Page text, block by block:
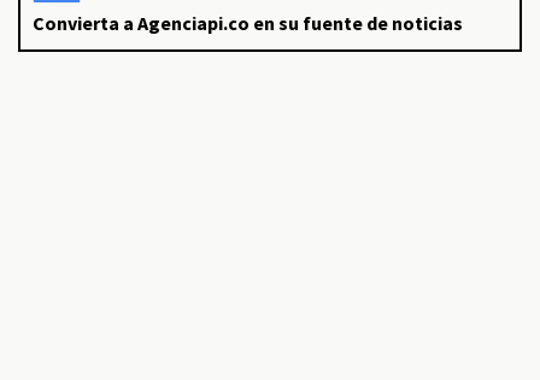
Convierta a Agenciapi.co en su fuente de noticias